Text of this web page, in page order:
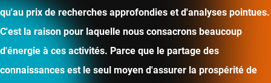
qu'au prix de recherches approfondies et d'analyses pointues.
C'est la raison pour laquelle nous consacrons beaucoup
d'énergie à ces activités. Parce que le partage des
connaissances est le seul moyen d'assurer la prospérité de